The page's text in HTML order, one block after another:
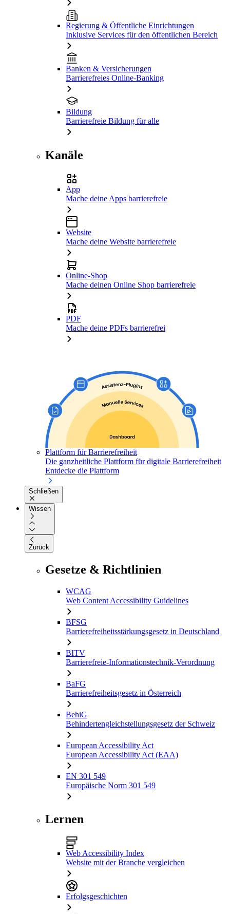
Regierung & Öffentliche Einrichtungen
Inklusive Services für den öffentlichen Bereich
Banken & Versicherungen
Barrierefreies Online-Banking
Bildung
Barrierefreie Bildung für alle
Kanäle
App
Mache deine Apps barrierefreie
Website
Mache deine Website barrierefreie
Online-Shop
Mache deinen Online Shop barrierefreie
PDF
Mache deine PDFs barrierefrei
Plattform für Barrierefreiheit
Die ganzheitliche Plattform für digitale Barrierefreiheit
Entdecke die Plattform
Schließen
Wissen
Zurück
Gesetze & Richtlinien
WCAG
Web Content Accessibility Guidelines
BFSG
Barrierefreiheitsstärkungsgesetz in Deutschland
BITV
Barrierefreie-Informationstechnik-Verordnung
BaFG
Barrierefreiheitsgesetz in Österreich
BehiG
Behindertengleichstellungsgesetz der Schweiz
European Accessibility Act
European Accessibility Act (EAA)
EN 301 549
Europäische Norm 301 549
Lernen
Web Accessibility Index
Website mit der Branche vergleichen
Erfolgsgeschichten